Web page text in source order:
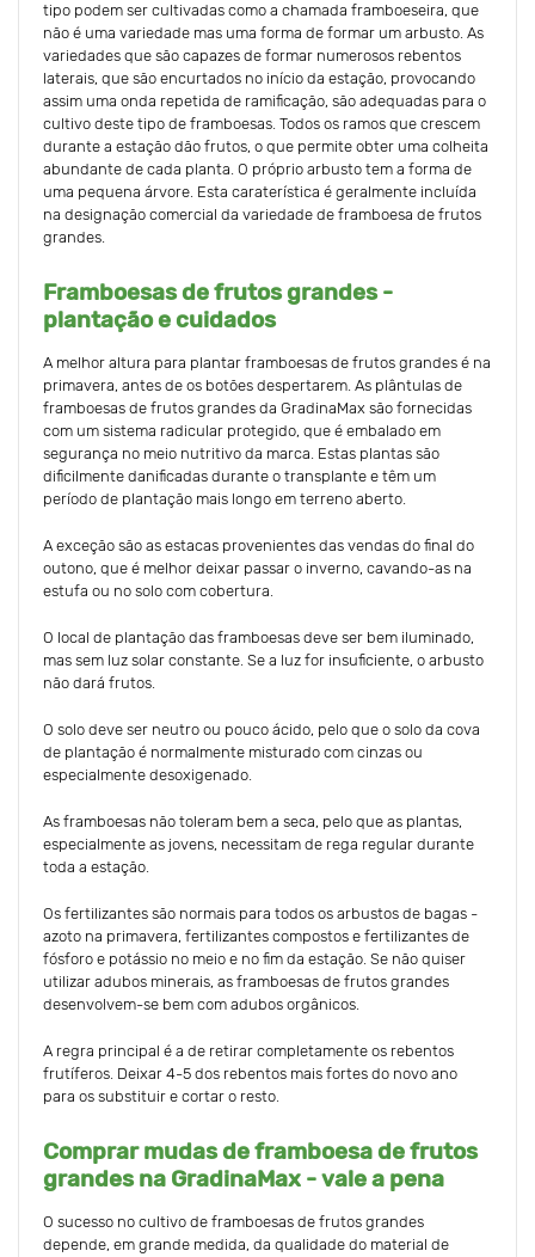
tipo podem ser cultivadas como a chamada framboeseira, que
não é uma variedade mas uma forma de formar um arbusto. As
variedades que são capazes de formar numerosos rebentos
laterais, que são encurtados no início da estação, provocando
assim uma onda repetida de ramificação, são adequadas para o
cultivo deste tipo de framboesas. Todos os ramos que crescem
durante a estação dão frutos, o que permite obter uma colheita
abundante de cada planta. O próprio arbusto tem a forma de
uma pequena árvore. Esta caraterística é geralmente incluída
na designação comercial da variedade de framboesa de frutos
grandes.
Framboesas de frutos grandes -
plantação e cuidados
A melhor altura para plantar framboesas de frutos grandes é na
primavera, antes de os botões despertarem. As plântulas de
framboesas de frutos grandes da GradinaMax são fornecidas
com um sistema radicular protegido, que é embalado em
segurança no meio nutritivo da marca. Estas plantas são
dificilmente danificadas durante o transplante e têm um
período de plantação mais longo em terreno aberto.
A exceção são as estacas provenientes das vendas do final do
outono, que é melhor deixar passar o inverno, cavando-as na
estufa ou no solo com cobertura.
O local de plantação das framboesas deve ser bem iluminado,
mas sem luz solar constante. Se a luz for insuficiente, o arbusto
não dará frutos.
O solo deve ser neutro ou pouco ácido, pelo que o solo da cova
de plantação é normalmente misturado com cinzas ou
especialmente desoxigenado.
As framboesas não toleram bem a seca, pelo que as plantas,
especialmente as jovens, necessitam de rega regular durante
toda a estação.
Os fertilizantes são normais para todos os arbustos de bagas -
azoto na primavera, fertilizantes compostos e fertilizantes de
fósforo e potássio no meio e no fim da estação. Se não quiser
utilizar adubos minerais, as framboesas de frutos grandes
desenvolvem-se bem com adubos orgânicos.
A regra principal é a de retirar completamente os rebentos
frutíferos. Deixar 4-5 dos rebentos mais fortes do novo ano
para os substituir e cortar o resto.
Comprar mudas de framboesa de frutos
grandes na GradinaMax - vale a pena
O sucesso no cultivo de framboesas de frutos grandes
depende, em grande medida, da qualidade do material de